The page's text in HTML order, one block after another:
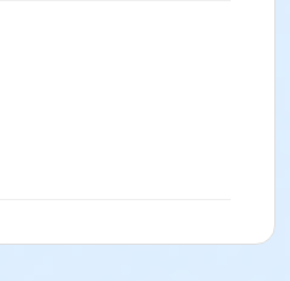
amigos, niños)